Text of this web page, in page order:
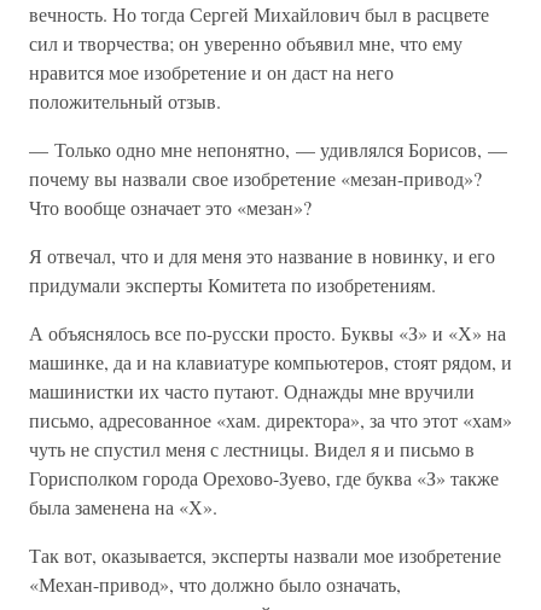
вечность. Но тогда Сергей Михайлович был в расцвете
сил и творчества; он уверенно объявил мне, что ему
нравится мое изобретение и он даст на него
положительный отзыв.
— Только одно мне непонятно, — удивлялся Борисов, —
почему вы назвали свое изобретение «мезан-привод»?
Что вообще означает это «мезан»?
Я отвечал, что и для меня это название в новинку, и его
придумали эксперты Комитета по изобретениям.
А объяснялось все по-русски просто. Буквы «З» и «Х» на
машинке, да и на клавиатуре компьютеров, стоят рядом, и
машинистки их часто путают. Однажды мне вручили
письмо, адресованное «хам. директора», за что этот «хам»
чуть не спустил меня с лестницы. Видел я и письмо в
Горисполком города Орехово-Зуево, где буква «З» также
была заменена на «Х».
Так вот, оказывается, эксперты назвали мое изобретение
«Механ-привод», что должно было означать,